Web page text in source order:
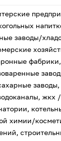
заводы/
фабрики,
заводы,
жкх
химии/